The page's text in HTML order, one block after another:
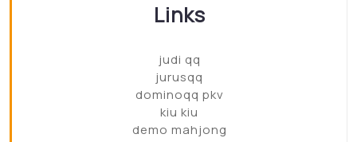
Links
judi qq
jurusqq
dominoqq pkv
kiu kiu
demo mahjong